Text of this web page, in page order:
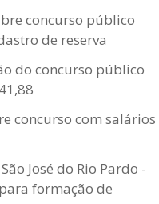
concurso público
de reserva
do concurso público
concurso com salários
José do Rio Pardo -
formação de